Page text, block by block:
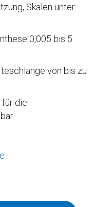
Skalen unter
0,005 bis 5
von bis zu
die